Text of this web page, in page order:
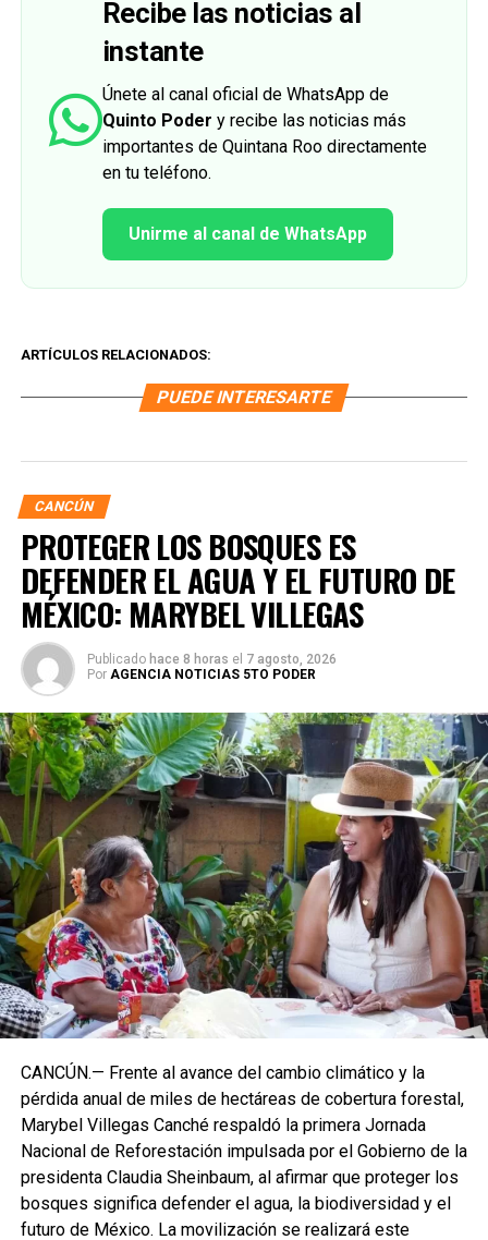
Recibe las noticias al
instante
Únete al canal oficial de WhatsApp de
Quinto Poder y recibe las noticias más
importantes de Quintana Roo directamente
en tu teléfono.
Unirme al canal de WhatsApp
ARTÍCULOS RELACIONADOS:
PUEDE INTERESARTE
CANCÚN
PROTEGER LOS BOSQUES ES
DEFENDER EL AGUA Y EL FUTURO DE
MÉXICO: MARYBEL VILLEGAS
Publicado hace 8 horas el 7 agosto, 2026
Por AGENCIA NOTICIAS 5TO PODER
CANCÚN.— Frente al avance del cambio climático y la
pérdida anual de miles de hectáreas de cobertura forestal,
Marybel Villegas Canché respaldó la primera Jornada
Nacional de Reforestación impulsada por el Gobierno de la
presidenta Claudia Sheinbaum, al afirmar que proteger los
bosques significa defender el agua, la biodiversidad y el
futuro de México. La movilización se realizará este